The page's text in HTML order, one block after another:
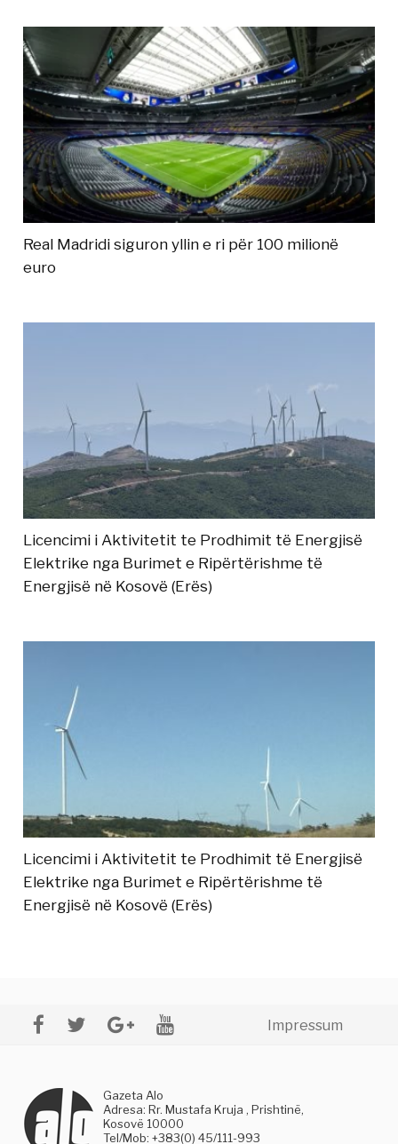
Real Madridi siguron yllin e ri për 100 milionë
euro
Licencimi i Aktivitetit te Prodhimit të Energjisë
Elektrike nga Burimet e Ripërtërishme të
Energjisë në Kosovë (Erës)
Licencimi i Aktivitetit te Prodhimit të Energjisë
Elektrike nga Burimet e Ripërtërishme të
Energjisë në Kosovë (Erës)
Impressum
Gazeta Alo
Adresa: Rr. Mustafa Kruja , Prishtinë,
Kosovë 10000
Tel/Mob: +383(0) 45/111-993